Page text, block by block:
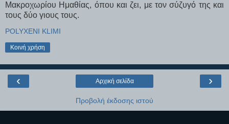
Μακροχωρίου Ημαθίας, όπου και ζει, με τον σύζυγό της και
τους δύο γιους τους.
POLYXENI KLIMI
Κοινή χρήση
‹ ›
Αρχική σελίδα
Προβολή έκδοσης ιστού